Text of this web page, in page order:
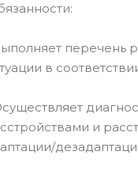
перечень
в
и